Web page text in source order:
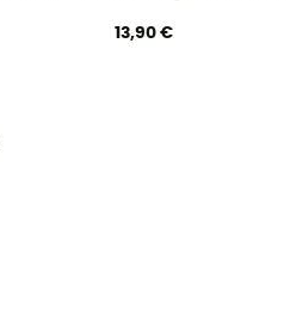
13,90 €